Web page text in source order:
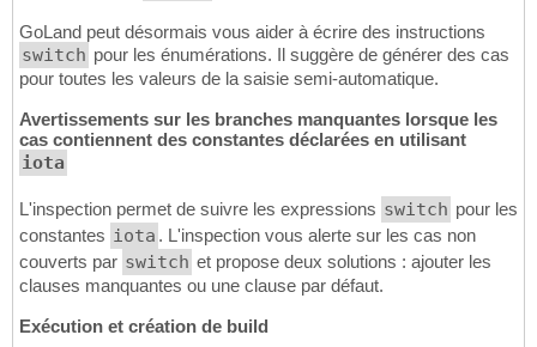
GoLand peut désormais vous aider à écrire des instructions
switch pour les énumérations. Il suggère de générer des cas
pour toutes les valeurs de la saisie semi-automatique.
Avertissements sur les branches manquantes lorsque les
cas contiennent des constantes déclarées en utilisant
iota
L'inspection permet de suivre les expressions switch pour les
constantes iota . L'inspection vous alerte sur les cas non
couverts par switch et propose deux solutions : ajouter les
clauses manquantes ou une clause par défaut.
Exécution et création de build